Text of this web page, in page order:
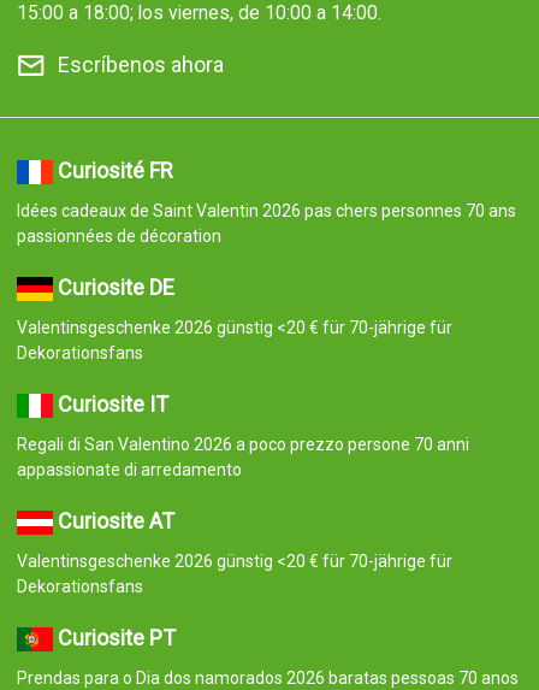
15:00 a 18:00; los viernes, de 10:00 a 14:00.
Escríbenos ahora
Curiosité FR
Idées cadeaux de Saint Valentin 2026 pas chers personnes 70 ans
passionnées de décoration
Curiosite DE
Valentinsgeschenke 2026 günstig <20 € für 70-jährige für
Dekorationsfans
Curiosite IT
Regali di San Valentino 2026 a poco prezzo persone 70 anni
appassionate di arredamento
Curiosite AT
Valentinsgeschenke 2026 günstig <20 € für 70-jährige für
Dekorationsfans
Curiosite PT
Prendas para o Dia dos namorados 2026 baratas pessoas 70 anos